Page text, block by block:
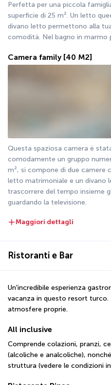
Perfetta per una piccola
superficie di 25 m². Un letto
divano letto permettono alla
comodità. Nel bagno in
Camera family [40 M2]
Questa spaziosa camera è
comodamente un gruppo
m², si compone di due camere
letto matrimoniale e un divano
trascorrere del tempo insieme
guardando la televisione.
Maggiori dettagli
Ristoranti e Bar
Un'incredibile esperienza
vacanza in questo resort turco.
atmosfere proprie.
All inclusive
Comprende colazioni, pranzi,
(alcoliche e analcoliche),
struttura (vedere le condizioni